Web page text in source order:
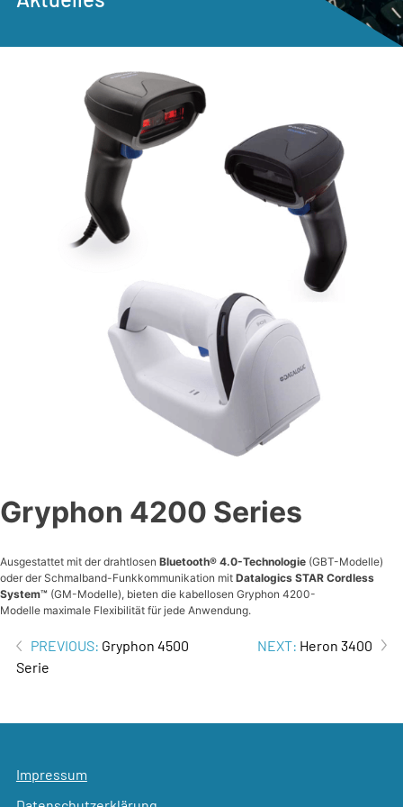
Gryphon 4200 Series
Ausgestattet mit der drahtlosen Bluetooth® 4.0-Technologie (GBT-Modelle)
oder der Schmalband-Funkkommunikation mit Datalogics STAR Cordless
System™ (GM-Modelle), bieten die kabellosen Gryphon 4200-
Modelle maximale Flexibilität für jede Anwendung.
Beitrags-
PREVIOUS: Gryphon 4500
Serie
NEXT: Heron 3400
Impressum